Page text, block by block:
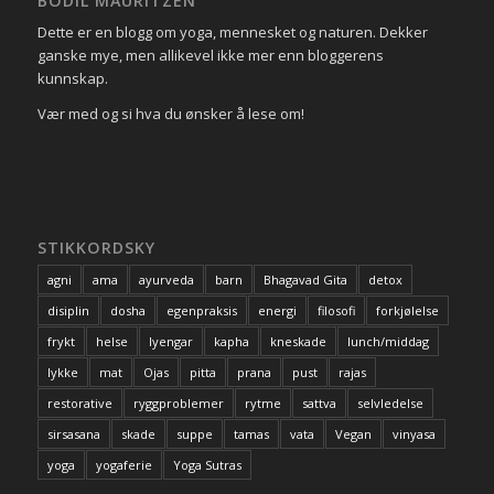
Dette er en blogg om yoga, mennesket og naturen. Dekker
ganske mye, men allikevel ikke mer enn bloggerens
kunnskap.
Vær med og si hva du ønsker å lese om!
STIKKORDSKY
agni ama ayurveda barn Bhagavad Gita
detox
disiplin
dosha egenpraksis energi filosofi
forkjølelse
frykt
helse Iyengar kapha kneskade
lunch/middag
lykke
mat Ojas pitta prana pust
rajas
restorative
ryggproblemer rytme sattva
selvledelse
sirsasana
skade suppe tamas vata Vegan
vinyasa
yoga
yogaferie Yoga Sutras